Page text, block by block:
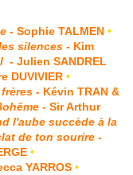
- Sophie TALMEN•
silences- Kim
- Julien SANDREL
DUVIVIER•
- Kévin TRAN &
- Sir Arthur
l'aube succède à la
de ton sourire -
•
YARROS •